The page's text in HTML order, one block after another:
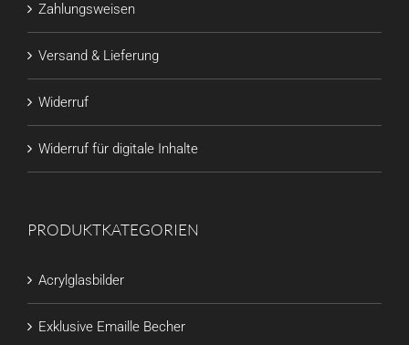
Zahlungsweisen
Versand & Lieferung
Widerruf
Widerruf für digitale Inhalte
PRODUKTKATEGORIEN
Acrylglasbilder
Exklusive Emaille Becher